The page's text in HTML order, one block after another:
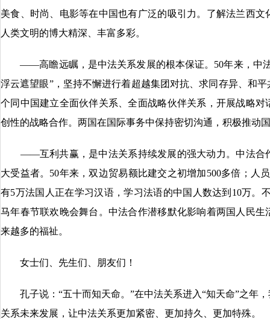
美食、时尚、电影等在中国也有广泛的吸引力。了解法兰西
人类文明的博大精深、丰富多彩。
——高瞻远瞩，是中法关系发展的根本保证。50年来，中法
浮云遮望眼”，坚持不懈进行着超越集团对抗、求同存异、和
个同中国建立全面伙伴关系、全面战略伙伴关系，开展战略
创性的战略合作。两国在国际事务中保持密切沟通，积极推动
——互利共赢，是中法关系持续发展的强大动力。中法合
大受益者。50年来，双边贸易额比建交之初增加500多倍；人
有5万法国人正在学习汉语，学习法语的中国人数达到10万。
马年春节联欢晚会舞台。中法合作潜移默化影响着两国人民
来越多的福祉。
女士们、先生们、朋友们！
孔子说：“五十而知天命。”在中法关系进入“知天命”之年
关系未来发展，让中法关系更加紧密、更加持久、更加特殊。